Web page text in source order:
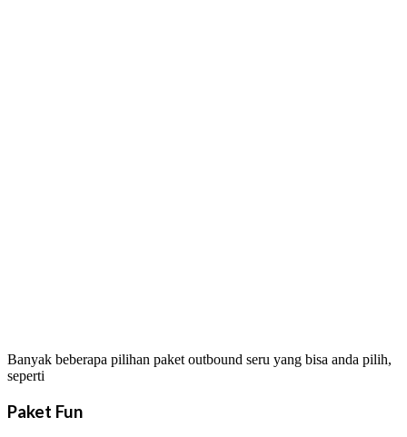
Banyak beberapa pilihan paket outbound seru yang bisa anda pilih,
seperti
Paket Fun